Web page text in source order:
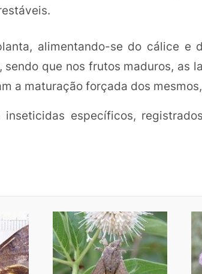
alimentando-se do cálice e
que nos frutos maduros, as
a maturação forçada dos
específicos,